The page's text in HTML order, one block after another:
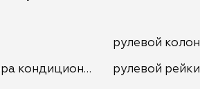
кондиционера
рулевой
рулевой рейки